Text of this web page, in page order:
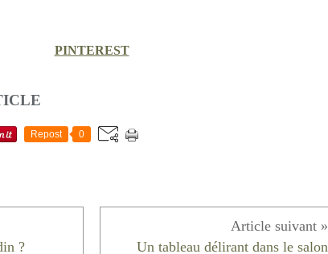
PINTEREST
Repost 0
? Un tableau délirant dans le salon